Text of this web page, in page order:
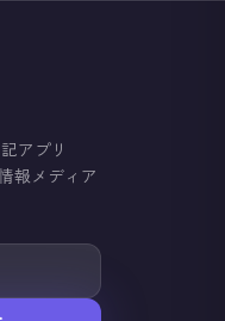
アプリ
報メディア